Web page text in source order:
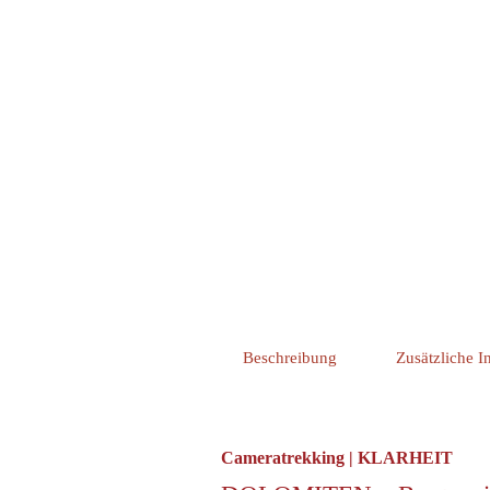
Beschreibung Zusätzliche
Cameratrekking | KLARHEIT